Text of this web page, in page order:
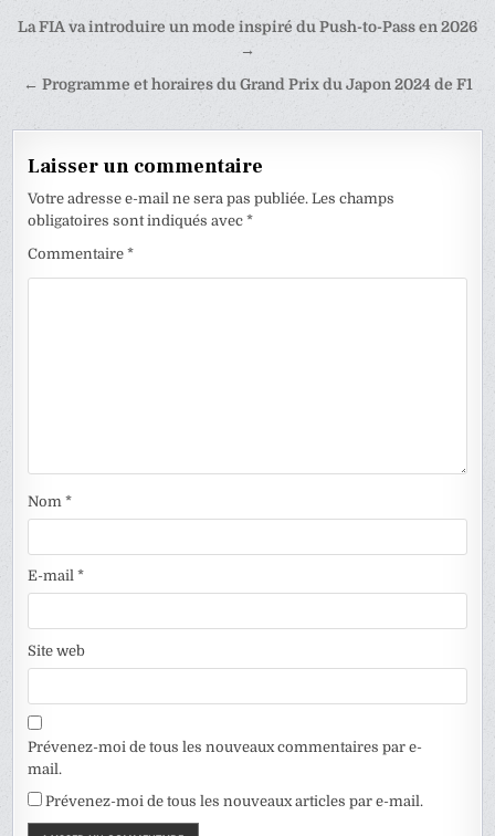
Navigation
l’article
La FIA va introduire un mode inspiré du Push-to-Pass en 2026
→
← Programme et horaires du Grand Prix du Japon 2024 de F1
Laisser un commentaire
Votre adresse e-mail ne sera pas publiée. Les champs
obligatoires sont indiqués avec*
Commentaire*
Nom*
E-mail*
Site web
Prévenez-moi de tous les nouveaux commentaires par e-
mail.
Prévenez-moi de tous les nouveaux articles par e-mail.